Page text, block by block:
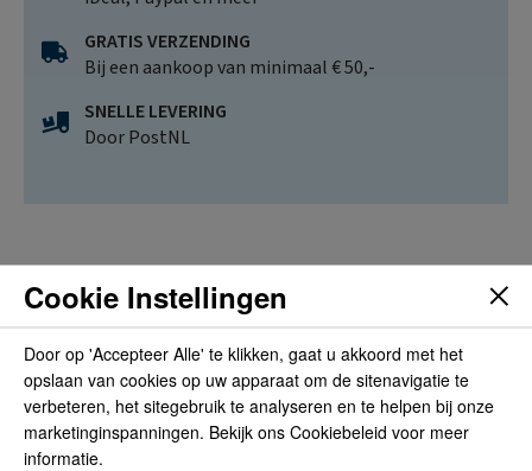
GRATIS VERZENDING
Bij een aankoop van minimaal € 50,-
SNELLE LEVERING
Door PostNL
Beoordelingen
Schrijf de eerste review over dit product
Schrijf een beoordeling
Cookie Instellingen
Door op 'Accepteer Alle' te klikken, gaat u akkoord met het
opslaan van cookies op uw apparaat om de sitenavigatie te
verbeteren, het sitegebruik te analyseren en te helpen bij onze
marketinginspanningen. Bekijk ons Cookiebeleid voor meer
informatie.